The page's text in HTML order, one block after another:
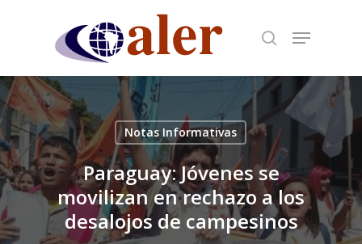
content
Notas Informativas
Paraguay: Jóvenes se
movilizan en rechazo a los
desalojos de campesinos